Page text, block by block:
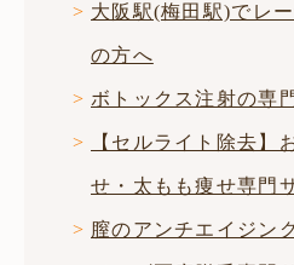
大阪駅(梅田駅)でレ
の方へ
ボトックス注射の専
【セルライト除去】
せ・太もも痩せ専門
膣のアンチエイジン